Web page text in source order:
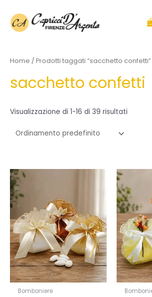
contenuto
Home / Prodotti taggati “sacchetto confetti”
sacchetto confetti
Visualizzazione di 1-16 di 39 risultati
Bomboniere